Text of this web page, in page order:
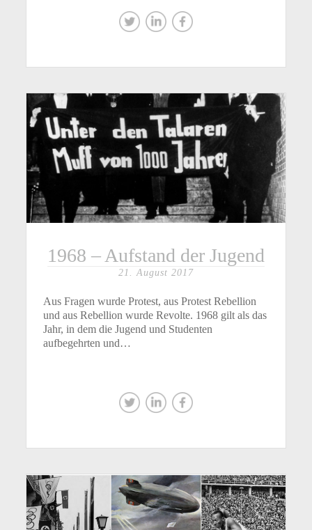
1968 – Aufstand der Jugend
21. August 2017
Aus Fragen wurde Protest, aus Protest Rebellion
und aus Rebellion wurde Revolte. 1968 gilt als das
Jahr, in dem die Jugend und Studenten
aufbegehrten und…